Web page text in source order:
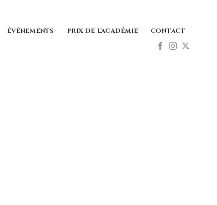
ÉVÉNEMENTS PRIX DE L’ACADÉMIE CONTACT